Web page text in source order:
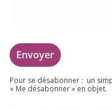
Pour se désa­bon­ner : un
« Me désa­bon­ner » en objet.